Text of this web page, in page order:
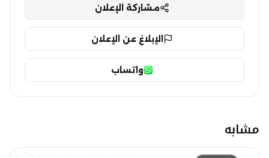
مشاركة الإعلان
الإبلاغ عن الإعلان
واتساب
مشابه